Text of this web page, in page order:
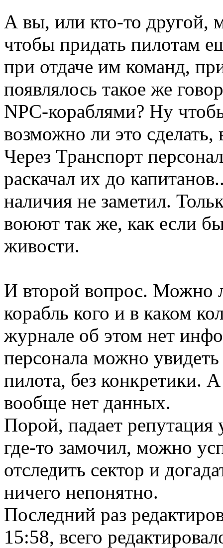
А вы, или кто-то другой,
чтобы придать пилотам
при отдаче им команд,
появлялось такое же
NPC-кораблями? Ну
возможно ли это сделать,
Через Транспорт
раскачал их до
наличия не заметил.
воюют так же, как если
живости.
И второй вопрос. Можно
корабль кого и в каком
журнале об этом нет
персонала можно
пилота, без конкретики.
вообще нет данных.
Порой, падает репутация
где-то замочил, можно
отследить сектор и
ничего непонятно.
Последний раз
15:58, всего